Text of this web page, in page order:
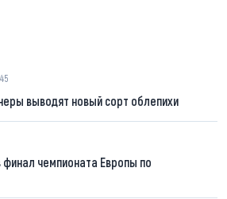
выводят новый сорт облепихи
чемпионата Европы по